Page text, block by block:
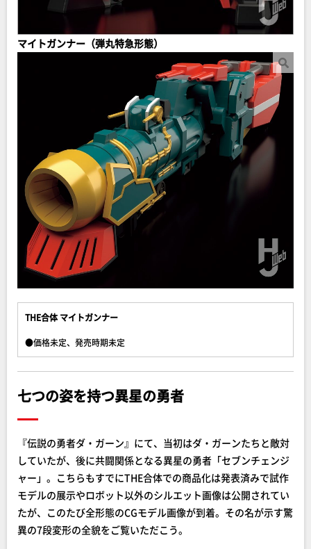
マイトガンナー（弾丸特急形態）
THE合体 マイトガンナー
●価格未定、発売時期未定
七つの姿を持つ異星の勇者
『伝説の勇者ダ・ガーン』にて、当初はダ・ガーンたちと敵対
していたが、後に共闘関係となる異星の勇者「セブンチェンジ
ャー」。こちらもすでにTHE合体での商品化は発表済みで試作
モデルの展示やロボット以外のシルエット画像は公開されてい
たが、このたび全形態のCGモデル画像が到着。その名が示す驚
異の7段変形の全貌をご覧いただこう。